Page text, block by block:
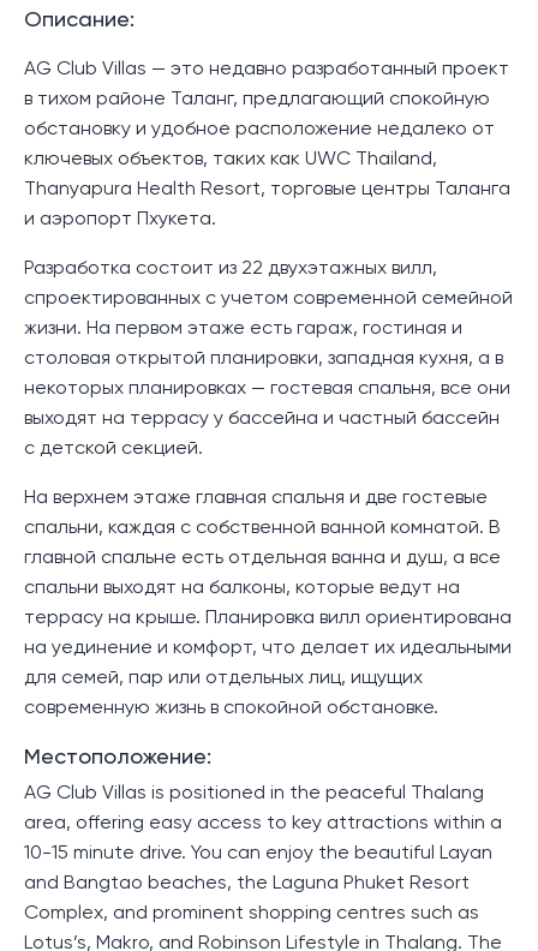
Описание:
AG Club Villas — это недавно разработанный проект
в тихом районе Таланг, предлагающий спокойную
обстановку и удобное расположение недалеко от
ключевых объектов, таких как UWC Thailand,
Thanyapura Health Resort, торговые центры Таланга
и аэропорт Пхукета.
Разработка состоит из 22 двухэтажных вилл,
спроектированных с учетом современной семейной
жизни. На первом этаже есть гараж, гостиная и
столовая открытой планировки, западная кухня, а в
некоторых планировках — гостевая спальня, все они
выходят на террасу у бассейна и частный бассейн
с детской секцией.
На верхнем этаже главная спальня и две гостевые
спальни, каждая с собственной ванной комнатой. В
главной спальне есть отдельная ванна и душ, а все
спальни выходят на балконы, которые ведут на
террасу на крыше. Планировка вилл ориентирована
на уединение и комфорт, что делает их идеальными
для семей, пар или отдельных лиц, ищущих
современную жизнь в спокойной обстановке.
Местоположение:
AG Club Villas is positioned in the peaceful Thalang
area, offering easy access to key attractions within a
10-15 minute drive. You can enjoy the beautiful Layan
and Bangtao beaches, the Laguna Phuket Resort
Complex, and prominent shopping centres such as
Lotus’s, Makro, and Robinson Lifestyle in Thalang. The